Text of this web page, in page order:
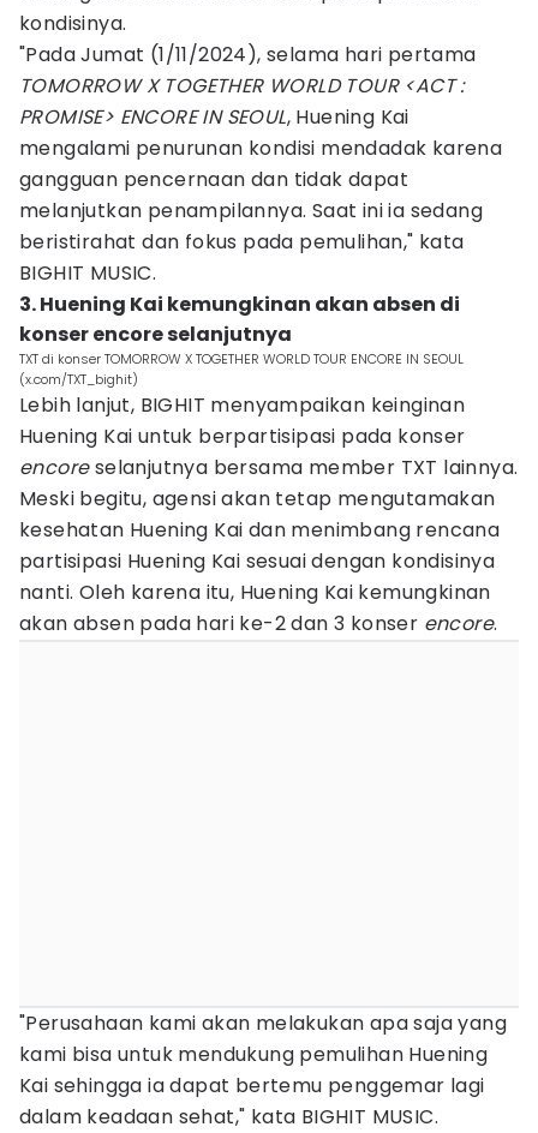
kondisinya.
"Pada Jumat (1/11/2024), selama hari pertama
TOMORROW X TOGETHER WORLD TOUR <ACT :
PROMISE> ENCORE IN SEOUL, Huening Kai
mengalami penurunan kondisi mendadak karena
gangguan pencernaan dan tidak dapat
melanjutkan penampilannya. Saat ini ia sedang
beristirahat dan fokus pada pemulihan," kata
BIGHIT MUSIC.
3. Huening Kai kemungkinan akan absen di
konser encore selanjutnya
TXT di konser TOMORROW X TOGETHER WORLD TOUR ENCORE IN SEOUL
(x.com/TXT_bighit)
Lebih lanjut, BIGHIT menyampaikan keinginan
Huening Kai untuk berpartisipasi pada konser
encoreselanjutnya bersama member TXT lainnya.
Meski begitu, agensi akan tetap mengutamakan
kesehatan Huening Kai dan menimbang rencana
partisipasi Huening Kai sesuai dengan kondisinya
nanti. Oleh karena itu, Huening Kai kemungkinan
akan absen pada hari ke-2 dan 3 konser encore.
"Perusahaan kami akan melakukan apa saja yang
kami bisa untuk mendukung pemulihan Huening
Kai sehingga ia dapat bertemu penggemar lagi
dalam keadaan sehat," kata BIGHIT MUSIC.